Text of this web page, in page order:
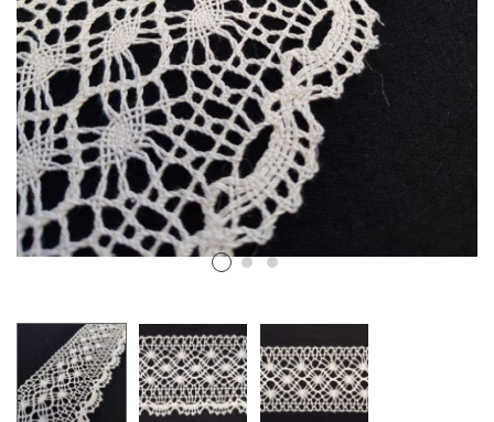
Infantil
Ropa Interior
ENCAJES Y BORDADOS
Bolillo
Valenciennes y alençon
Tira Bordada
Blusones falleros
CONFECCIÓN PROPIA